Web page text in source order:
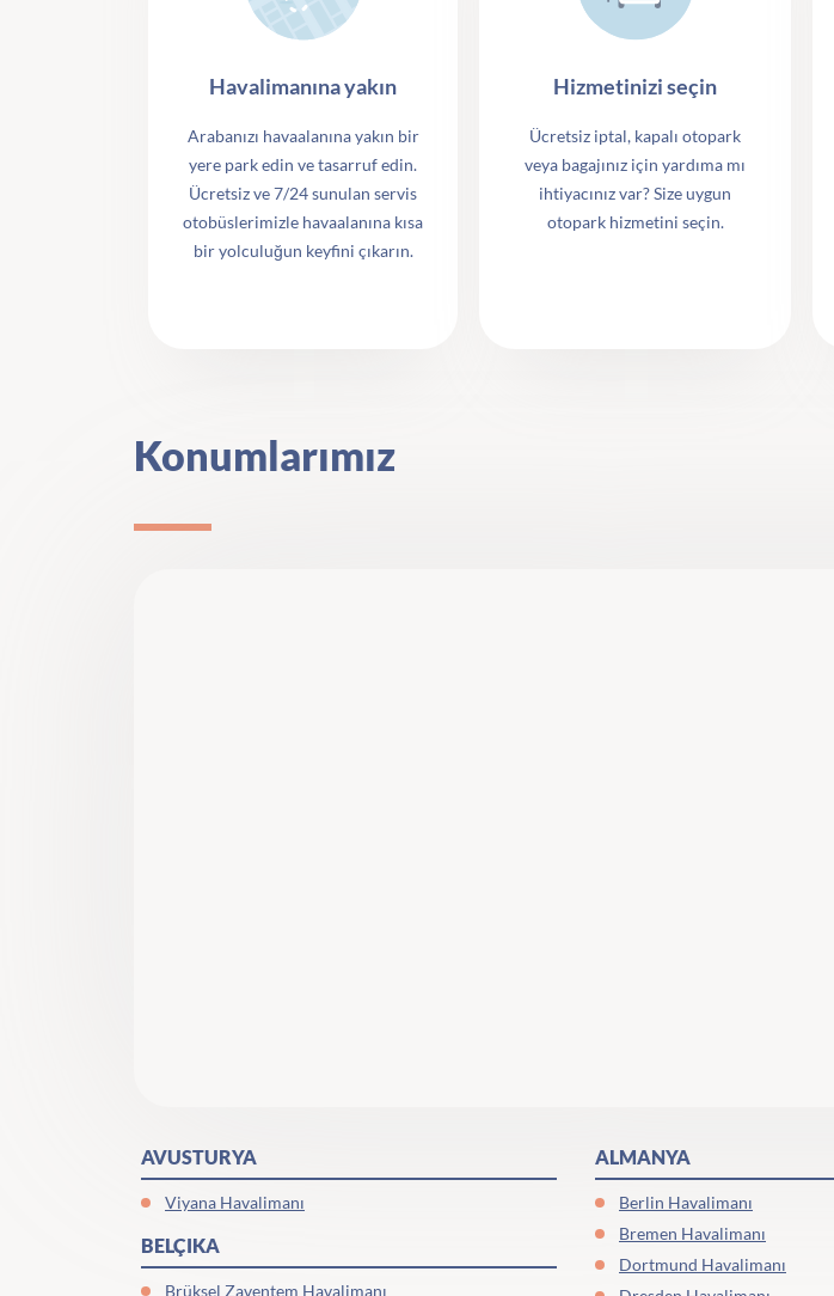
Havalimanına yakın
Arabanızı havaalanına yakın bir
yere park edin ve tasarruf edin.
Ücretsiz ve 7/24 sunulan servis
otobüslerimizle havaalanına kısa
bir yolculuğun keyfini çıkarın.
Hizmetinizi seçin
Ücretsiz iptal, kapalı otopark
veya bagajınız için yardıma mı
ihtiyacınız var? Size uygun
otopark hizmetini seçin.
Konumlarımız
AVUSTURYA
Viyana Havalimanı
BELÇIKA
Brüksel Zaventem Havalimanı
ALMANYA
Berlin Havalimanı
Bremen Havalimanı
Dortmund Havalimanı